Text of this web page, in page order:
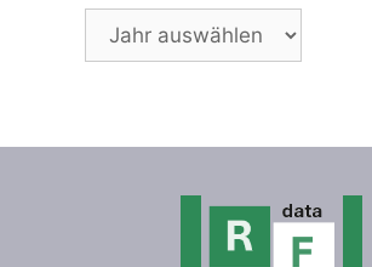
Archiv